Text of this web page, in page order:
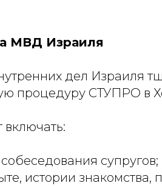
МВД Израиля
дел Израиля
процедуру СТУПРО в
супругов;
истории знакомства,